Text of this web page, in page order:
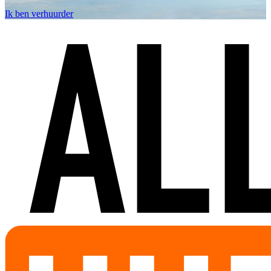
Ik ben verhuurder